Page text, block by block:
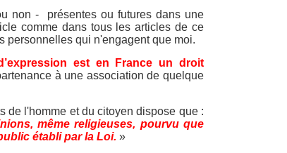
non - présentes ou futures dans une
comme dans tous les articles de ce
personnelles qui n'engagent que moi.
est en France un droit
à une association de quelque
de l'homme et du citoyen dispose que :
même religieuses, pourvu que
établi par la Loi. »